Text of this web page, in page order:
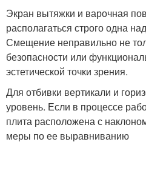
Экран вытяжки и варочная
располагаться строго одна
Смещение неправильно не
безопасности или
эстетической точки зрения.
Для отбивки вертикали и
уровень. Если в процессе
плита расположена с
меры по ее выравниванию